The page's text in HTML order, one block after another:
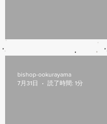
8/6(木)本日修理受
bishop-ookurayama
7月31日
読了時間: 1分